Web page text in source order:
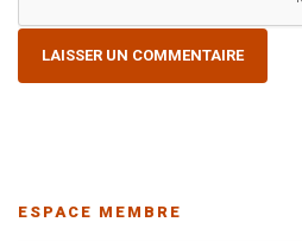
ESPACE MEMBRE